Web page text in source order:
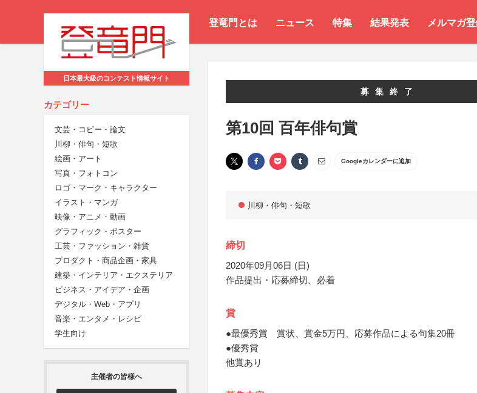
登竜門とは ニュース 特集 結果発表 メルマガ
日本最大級のコンテスト情報サイト
カテゴリー
文芸・コピー・論文
川柳・俳句・短歌
絵画・アート
写真・フォトコン
ロゴ・マーク・キャラクター
イラスト・マンガ
映像・アニメ・動画
グラフィック・ポスター
工芸・ファッション・雑貨
プロダクト・商品企画・家具
建築・インテリア・エクステリア
ビジネス・アイデア・企画
デジタル・Web・アプリ
音楽・エンタメ・レシピ
学生向け
主催者の皆様へ
募集終了
第10回 百年俳句賞
Googleカレンダーに追加
川柳・俳句・短歌
締切
2020年09月06日 (日)
作品提出・応募締切、必着
賞
●最優秀賞 賞状、賞金5万円、応募作品による句集20冊
●優秀賞
他賞あり